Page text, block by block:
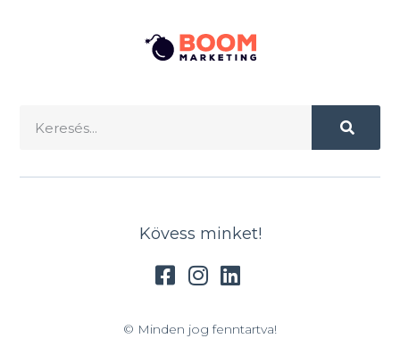
Kövess minket!
© Minden jog fenntartva!